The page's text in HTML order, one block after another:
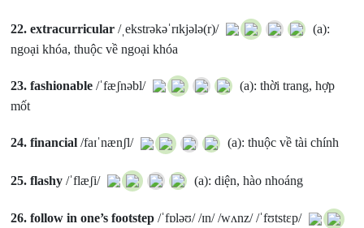
22.extracurricular /ˌekstrəkəˈrɪkjələ(r)/
(a):
ngoại khóa, thuộc về ngoại khóa
23.fashionable /ˈfæʃnəbl/
(a): thời trang, hợp
mốt
24.financial /faɪˈnænʃl/ (a): thuộc về tài chính
25.flashy /ˈflæʃi/ (a): diện, hào nhoáng
26.follow in one’s footstep /ˈfɒləʊ/ /ɪn/ /wʌnz/ /ˈfʊtstɛp/